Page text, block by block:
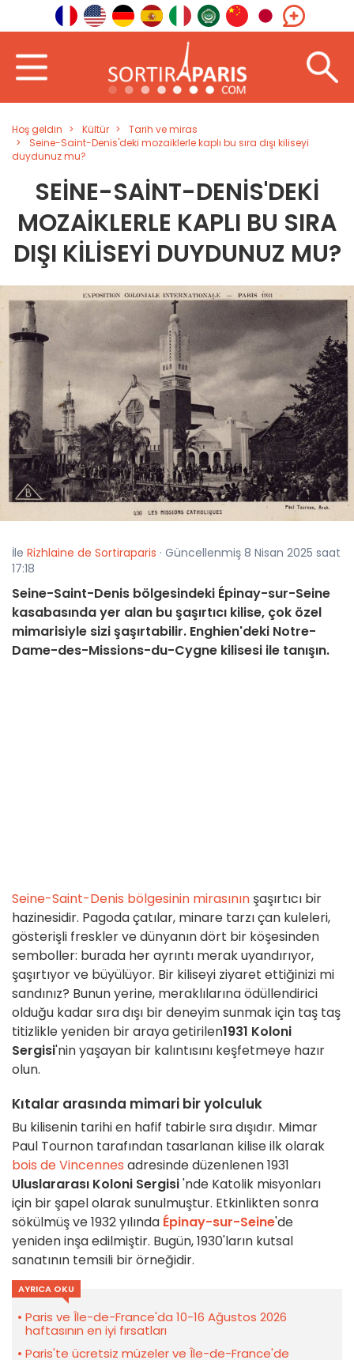
Hoş geldin Kültür
Tarih ve miras
Seine-Saint-Denis'deki mozaiklerle kaplı bu sıra dışı kiliseyi
duydunuz mu?
SEINE-SAINT-DENIS'DEKI
MOZAIKLERLE KAPLI BU SIRA
DIŞI KILISEYI DUYDUNUZ MU?
İle Rizhlaine de Sortiraparis · Güncellenmiş 8 Nisan 2025 saat
17:18
Seine-Saint-Denis bölgesindeki Épinay-sur-Seine
kasabasında yer alan bu şaşırtıcı kilise, çok özel
mimarisiyle sizi şaşırtabilir. Enghien'deki Notre-
Dame-des-Missions-du-Cygne kilisesi ile tanışın.
Seine-Saint-Denis bölgesinin mirasının şaşırtıcı bir
hazinesidir. Pagoda çatılar, minare tarzı çan kuleleri,
gösterişli freskler ve dünyanın dört bir köşesinden
semboller: burada her ayrıntı merak uyandırıyor,
şaşırtıyor ve büyülüyor. Bir kiliseyi ziyaret ettiğinizi mi
sandınız? Bunun yerine, meraklılarına ödüllendirici
olduğu kadar sıra dışı bir deneyim sunmak için taş taş
titizlikle yeniden bir araya getirilen1931 Koloni
Sergisi'nin yaşayan bir kalıntısını keşfetmeye hazır
olun.
Kıtalar arasında mimari bir yolculuk
Bu kilisenin tarihi en hafif tabirle sıra dışıdır. Mimar
Paul Tournon tarafından tasarlanan kilise ilk olarak
bois de Vincennes adresinde düzenlenen 1931
Uluslararası Koloni Sergisi'nde Katolik misyonları
için bir şapel olarak sunulmuştur. Etkinlikten sonra
sökülmüş ve 1932 yılında Épinay-sur-Seine'de
yeniden inşa edilmiştir. Bugün, 1930'ların kutsal
sanatının temsili bir örneğidir.
AYRICA OKU
Paris ve Île-de-France'da 10-16 Ağustos 2026
haftasının en iyi fırsatları
Paris'te ücretsiz müzeler ve Île-de-France'de